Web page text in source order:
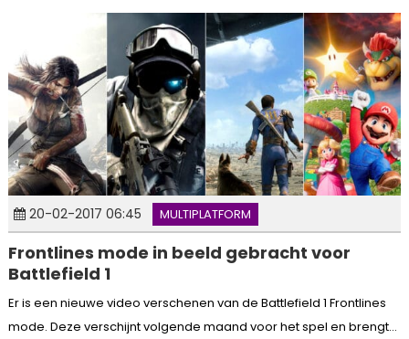
20-02-2017 06:45 MULTIPLATFORM
Frontlines mode in beeld gebracht voor
Battlefield 1
Er is een nieuwe video verschenen van de Battlefield 1 Frontlines
mode. Deze verschijnt volgende maand voor het spel en brengt...